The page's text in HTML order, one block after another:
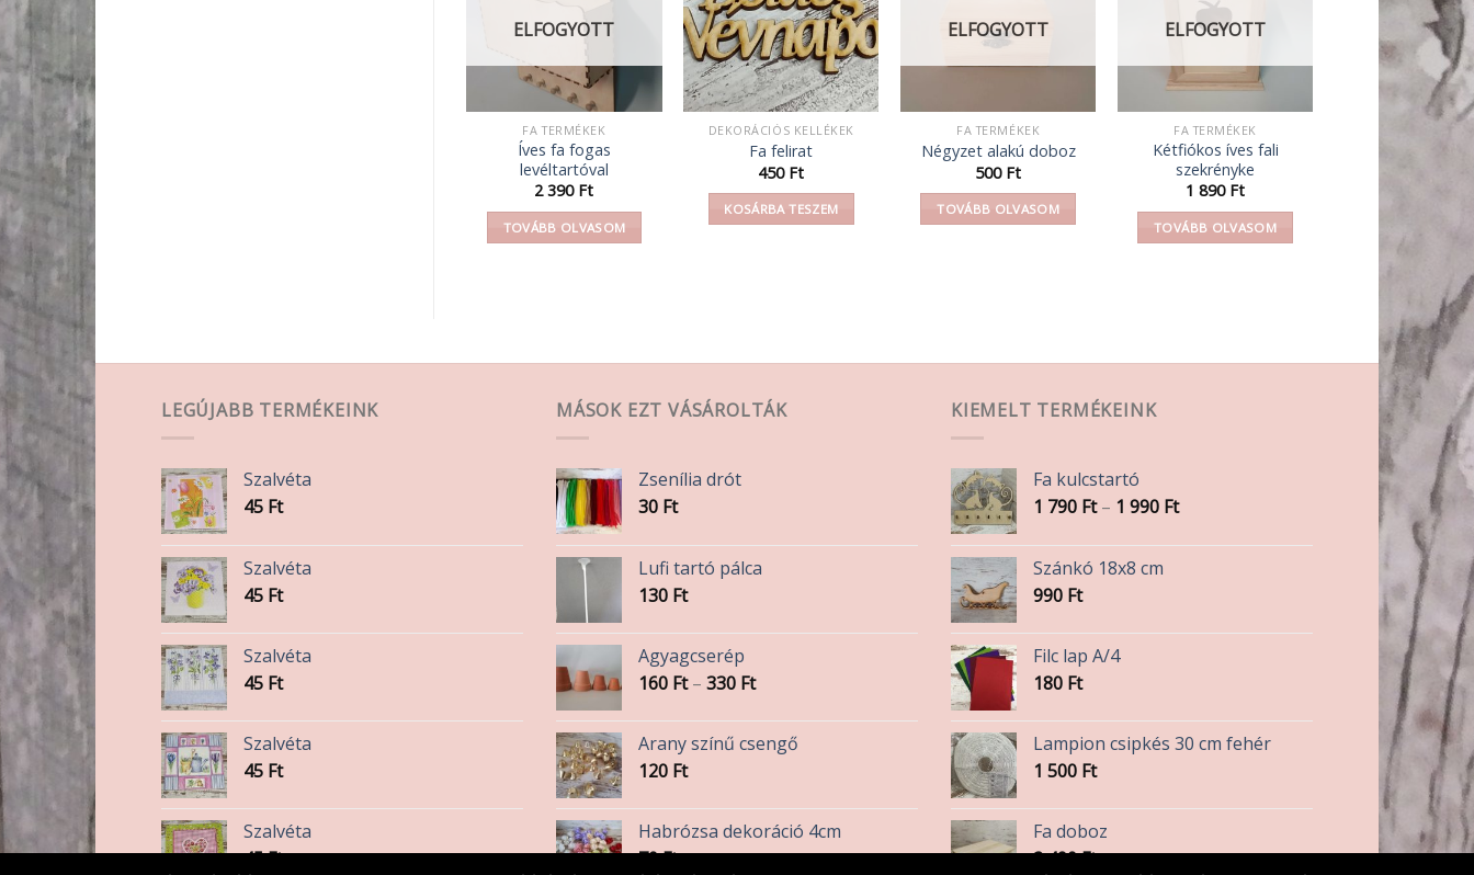
ELFOGYOTT
FA TERMÉKEK
Íves fa fogas
levéltartóval
2 390 Ft
TOVÁBB OLVASOM
DEKORÁCIÓS KELLÉKEK
Fa felirat
450 Ft
KOSÁRBA TESZEM
ELFOGYOTT
FA TERMÉKEK
Négyzet alakú doboz
500 Ft
TOVÁBB OLVASOM
ELFOGYOTT
FA TERMÉKEK
Kétfiókos íves fali
szekrényke
1 890 Ft
TOVÁBB OLVASOM
Papírzsebkendő tartó
LEGÚJABB TERMÉKEINK
Szalvéta
45 Ft
Szalvéta
45 Ft
Szalvéta
45 Ft
Szalvéta
45 Ft
Szalvéta
45Ft
MÁSOK EZT VÁSÁROLTÁK
Zsenília drót
30 Ft
Lufi tartó pálca
130 Ft
Agyagcserép
160 Ft – 330 FtÁrtartomány:
-
330 Ft
Arany színű csengő
120 Ft
Habrózsa dekoráció 4cm
70Ft
KIEMELT TERMÉKEINK
Fa kulcstartó
1 790 Ft – 1 990 FtÁrtartomány:
790 Ft
Szánkó 18x8 cm
990 Ft
Filc lap A/4
180 Ft
Lampion csipkés 30 cm fehér
1 500 Ft
Fa doboz
2 490Ft